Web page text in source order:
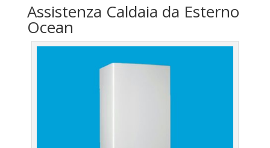
Assistenza Caldaia da Esterno
Ocean